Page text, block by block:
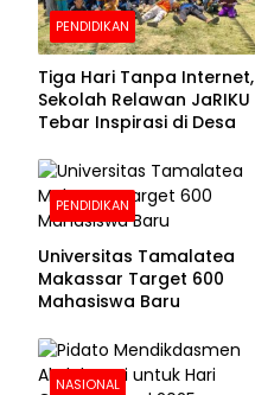
PENDIDIKAN
Tiga Hari Tanpa Internet,
Sekolah Relawan JaRIKU
Tebar Inspirasi di Desa
PENDIDIKAN
Universitas Tamalatea
Makassar Target 600
Mahasiswa Baru
NASIONAL